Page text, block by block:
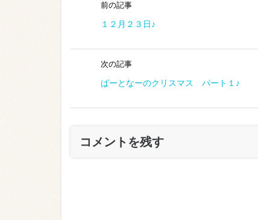
前の記事
１２月２３日♪
次の記事
ぱーとなーのクリスマス パート１♪
コメントを残す